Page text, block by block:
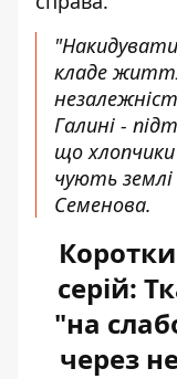
кладе
Галині -
що хлопчики
чують
Семенова.
серій:
"на
через